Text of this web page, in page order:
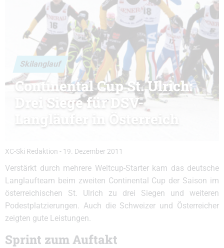
Skilanglauf
Continental Cup St. Ulrich:
Drei Siege für DSV-
Langläufer in Österreich
XC-Ski Redaktion - 19. Dezember 2011
Verstärkt durch mehrere Weltcup-Starter kam das deutsche
Langlaufteam beim zweiten Continental Cup der Saison im
österreichischen St. Ulrich zu drei Siegen und weiteren
Podestplatzierungen. Auch die Schweizer und Österreicher
zeigten gute Leistungen.
Sprint zum Auftakt